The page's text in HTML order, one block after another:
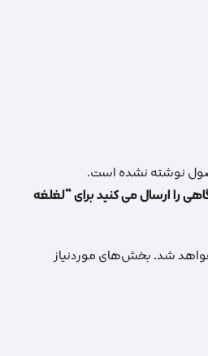
نوشته نشده است.
را ارسال می کنید برای “لغلغه
شد.بخش‌های موردنیاز